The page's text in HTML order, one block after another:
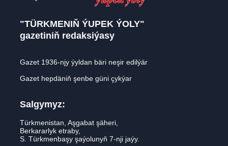
"TÜRKMENIŇ ÝUPEK ÝOLY"
gazetiniň redaksiýasy
Gazet 1936-njy ýyldan bäri neşir edilýär
Gazet hepdäniň şenbe güni çykýar
Salgymyz:
Türkmenistan, Aşgabat şäheri,
Berkararlyk etraby,
S. Türkmenbaşy şaýolunyň 7-nji jaýy.